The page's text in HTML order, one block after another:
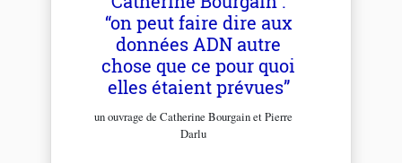
“on peut faire dire aux
données ADN autre
chose que ce pour quoi
elles étaient prévues”
un ouvrage de Catherine Bourgain et Pierre
Darlu